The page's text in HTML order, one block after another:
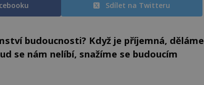
Sdílet na Twitteru
budoucnosti? Když je příjemná, děláme
se nám nelíbí, snažíme se budoucím